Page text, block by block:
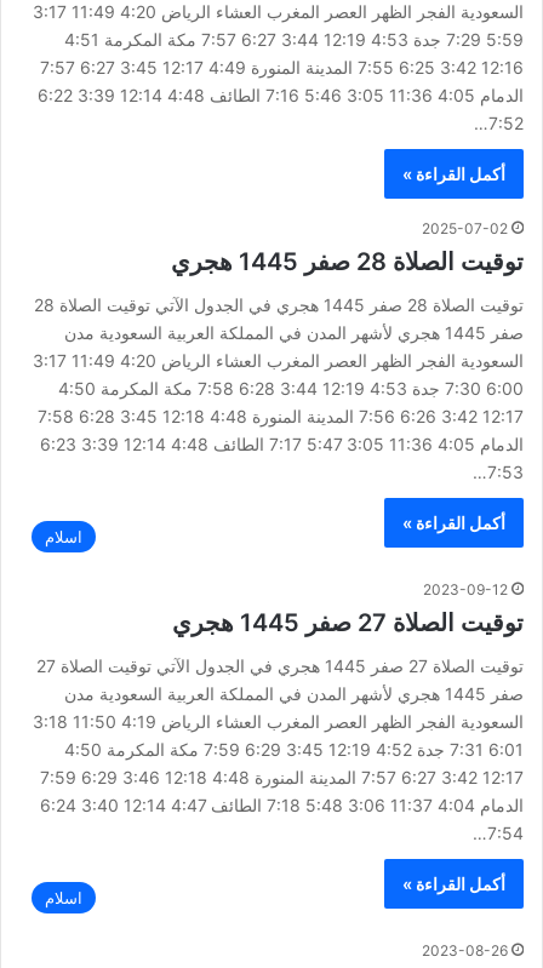
السعودية الفجر الظهر العصر المغرب العشاء الرياض 4:20 11:49 3:17
5:59 7:29 جدة 4:53 12:19 3:44 6:27 7:57 مكة المكرمة 4:51
12:16 3:42 6:25 7:55 المدينة المنورة 4:49 12:17 3:45 6:27 7:57
الدمام 4:05 11:36 3:05 5:46 7:16 الطائف 4:48 12:14 3:39 6:22
7:52…
أكمل القراءة »
2025-07-02
توقيت الصلاة 28 صفر 1445 هجري
توقيت الصلاة 28 صفر 1445 هجري في الجدول الآتي توقيت الصلاة 28
صفر 1445 هجري لأشهر المدن في المملكة العربية السعودية مدن
السعودية الفجر الظهر العصر المغرب العشاء الرياض 4:20 11:49 3:17
6:00 7:30 جدة 4:53 12:19 3:44 6:28 7:58 مكة المكرمة 4:50
12:17 3:42 6:26 7:56 المدينة المنورة 4:48 12:18 3:45 6:28 7:58
الدمام 4:05 11:36 3:05 5:47 7:17 الطائف 4:48 12:14 3:39 6:23
7:53…
أكمل القراءة »
اسلام
2023-09-12
توقيت الصلاة 27 صفر 1445 هجري
توقيت الصلاة 27 صفر 1445 هجري في الجدول الآتي توقيت الصلاة 27
صفر 1445 هجري لأشهر المدن في المملكة العربية السعودية مدن
السعودية الفجر الظهر العصر المغرب العشاء الرياض 4:19 11:50 3:18
6:01 7:31 جدة 4:52 12:19 3:45 6:29 7:59 مكة المكرمة 4:50
12:17 3:42 6:27 7:57 المدينة المنورة 4:48 12:18 3:46 6:29 7:59
الدمام 4:04 11:37 3:06 5:48 7:18 الطائف 4:47 12:14 3:40 6:24
7:54…
أكمل القراءة »
اسلام
2023-08-26